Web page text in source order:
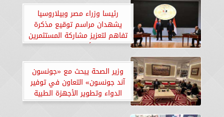
رئيسا وزراء مصر وبيلاروسيا
يشهدان مراسم توقيع مذكرة
تفاهم لتعزيز مشاركة المستثمرين
في سوق الأوراق المالية بالبلدين
وزير الصحة يبحث مع «جونسون
آند جونسون» التعاون في توفير
الدواء وتطوير الأجهزة الطبية